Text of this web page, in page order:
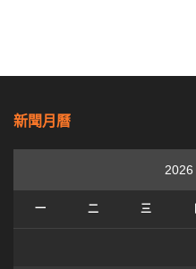
新聞月曆
2026
一 二 三